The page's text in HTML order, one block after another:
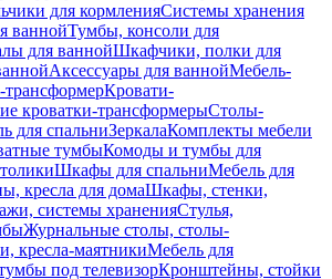
для кормленияСистемы хранения
ваннойТумбы, консоли для
для ваннойШкафчики, полки для
Аксессуары для ваннойМебель-
Кровати-
кроватки-трансформерыСтолы-
для спальниЗеркалаКомплекты мебели
тумбыКомоды и тумбы для
Шкафы для спальниМебель для
кресла для домаШкафы, стенки,
системы храненияСтулья,
Журнальные столы, столы-
кресла-маятникиМебель для
под телевизорКронштейны, стойки